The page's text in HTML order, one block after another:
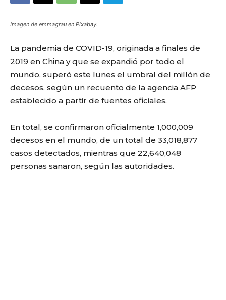
Imagen de emmagrau en Pixabay.
La pandemia de COVID-19, originada a finales de
2019 en China y que se expandió por todo el
mundo, superó este lunes el umbral del millón de
decesos, según un recuento de la agencia AFP
establecido a partir de fuentes oficiales.
En total, se confirmaron oficialmente 1,000,009
decesos en el mundo, de un total de 33,018,877
casos detectados, mientras que 22,640,048
personas sanaron, según las autoridades.